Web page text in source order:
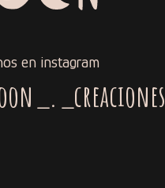
en instagram